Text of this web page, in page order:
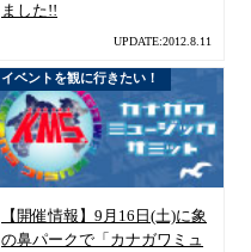
ました!!
UPDATE:2012.8.11
イベントを観に行きたい！
【開催情報】9月16日(土)に象
の鼻パークで「カナガワミュ